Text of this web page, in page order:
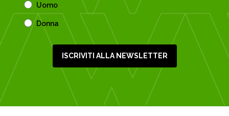
Uomo
Donna
ISCRIVITI ALLA NEWSLETTER